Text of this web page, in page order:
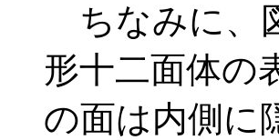
ちなみに、
形十二面体の
の面は内側に